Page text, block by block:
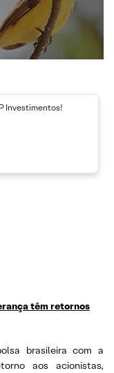
Investimentos!
têm retornos
brasileira com a
aos acionistas,